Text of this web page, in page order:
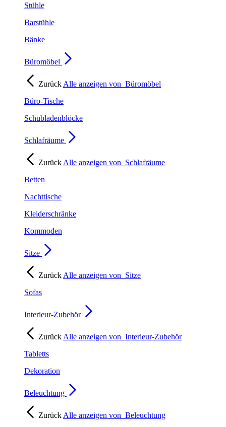
Stühle
Barstühle
Bänke
Büromöbel
Zurück Alle anzeigen von Büromöbel
Büro-Tische
Schubladenblöcke
Schlafräume
Zurück Alle anzeigen von Schlafräume
Betten
Nachttische
Kleiderschränke
Kommoden
Sitze
Zurück Alle anzeigen von Sitze
Sofas
Interieur-Zubehör
Zurück Alle anzeigen von Interieur-Zubehör
Tabletts
Dekoration
Beleuchtung
Zurück Alle anzeigen von Beleuchtung